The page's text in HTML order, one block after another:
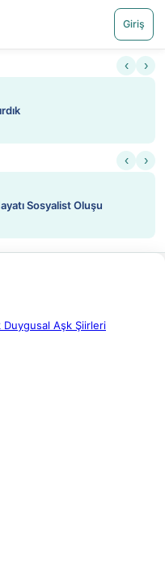
Giriş
‹ ›
ve kredi sistemi getirildi
‹ ›
ÖZET J. LONDON
Duygusal Aşk Şiirleri